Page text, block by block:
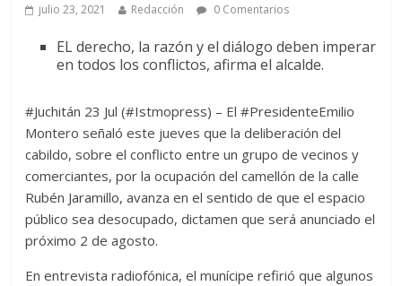
julio 23, 2021 Redacción 0 Comentarios
EL derecho, la razón y el diálogo deben imperar
en todos los conflictos, afirma el alcalde.
#Juchitán 23 Jul (#Istmopress) – El #PresidenteEmilio
Montero señaló este jueves que la deliberación del
cabildo, sobre el conflicto entre un grupo de vecinos y
comerciantes, por la ocupación del camellón de la calle
Rubén Jaramillo, avanza en el sentido de que el espacio
público sea desocupado, dictamen que será anunciado el
próximo 2 de agosto.
En entrevista radiofónica, el munícipe refirió que algunos